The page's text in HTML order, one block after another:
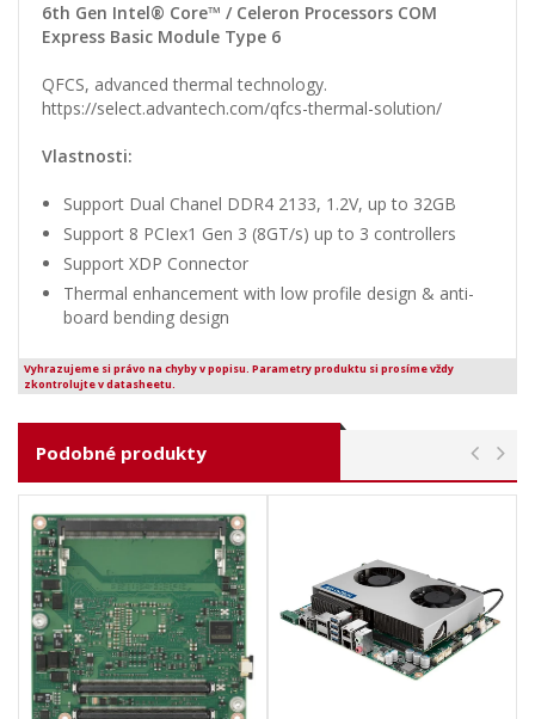
6th Gen Intel® Core™ / Celeron Processors COM
Express Basic Module Type 6
QFCS, advanced thermal technology.
https://select.advantech.com/qfcs-thermal-solution/
Vlastnosti:
Support Dual Chanel DDR4 2133, 1.2V, up to 32GB
Support 8 PCIex1 Gen 3 (8GT/s) up to 3 controllers
Support XDP Connector
Thermal enhancement with low profile design & anti-
board bending design
Vyhrazujeme si právo na chyby v popisu. Parametry produktu si prosíme vždy
zkontrolujte v datasheetu.
Podobné produkty